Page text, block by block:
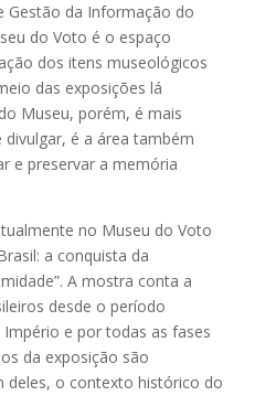
Gestão da Informação do
do Voto é o espaço
dos itens museológicos
das exposições lá
Museu, porém, é mais
é a área também
e preservar a memória
no Museu do Voto
a conquista da
A mostra conta a
desde o período
e por todas as fases
da exposição são
deles, o contexto histórico do